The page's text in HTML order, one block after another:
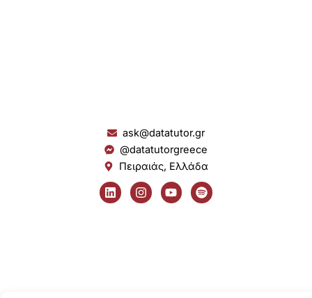
ask@datatutor.gr
@datatutorgreece
Πειραιάς, Ελλάδα
L
i
n
I
n
s
Y
o
u
S
p
o